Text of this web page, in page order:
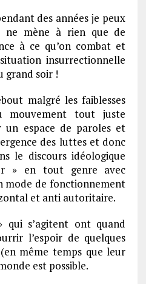
des années je peux
ne mène à rien que de
à ce qu’on combat et
insurrectionnelle
grand soir !
malgré les faiblesses
mouvement tout juste
un espace de paroles et
des luttes et donc
le discours idéologique
» en tout genre avec
mode de fonctionnement
et anti autoritaire.
qui s’agitent ont quand
l’espoir de quelques
même temps que leur
est possible.